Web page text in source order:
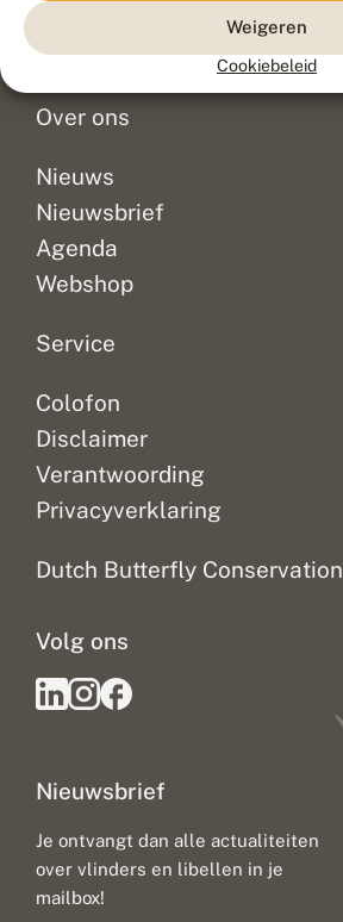
Weigeren
Cookiebeleid
Doneer
Over ons
Nieuws
Nieuwsbrief
Agenda
Webshop
Service
Colofon
Disclaimer
Verantwoording
Privacyverklaring
Dutch Butterfly Conservation
Nieuwsbrief
Je ontvangt dan alle actualiteiten
over vlinders en libellen in je
mailbox!
Volg ons